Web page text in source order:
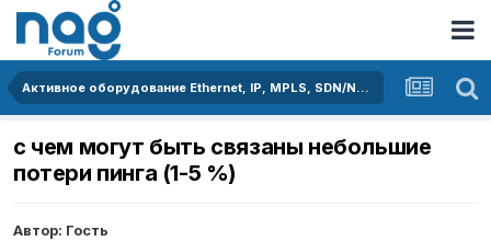
Активное оборудование Ethernet, IP, MPLS, SDN/NFV...
с чем могут быть связаны небольшие
потери пинга (1-5 %)
Автор: Гость